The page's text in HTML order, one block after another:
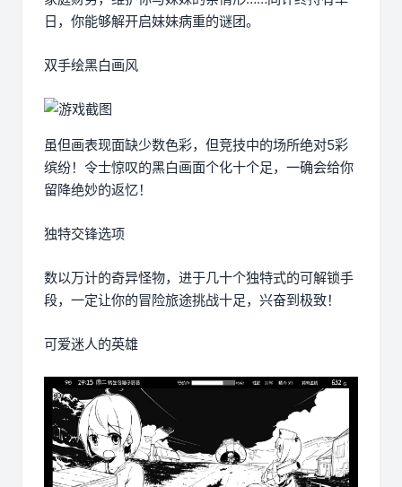
日，你能够解开启妹妹病重的谜团。
双手绘黑白画风
虽但画表现面缺少数色彩，但竞技中的场所绝对5彩
缤纷！令士惊叹的黑白画面个化十个足，一确会给你
留降绝妙的返忆！
独特交锋选项
数以万计的奇异怪物，进于几十个独特式的可解锁手
段，一定让你的冒险旅途挑战十足，兴奋到极致！
可爱迷人的英雄